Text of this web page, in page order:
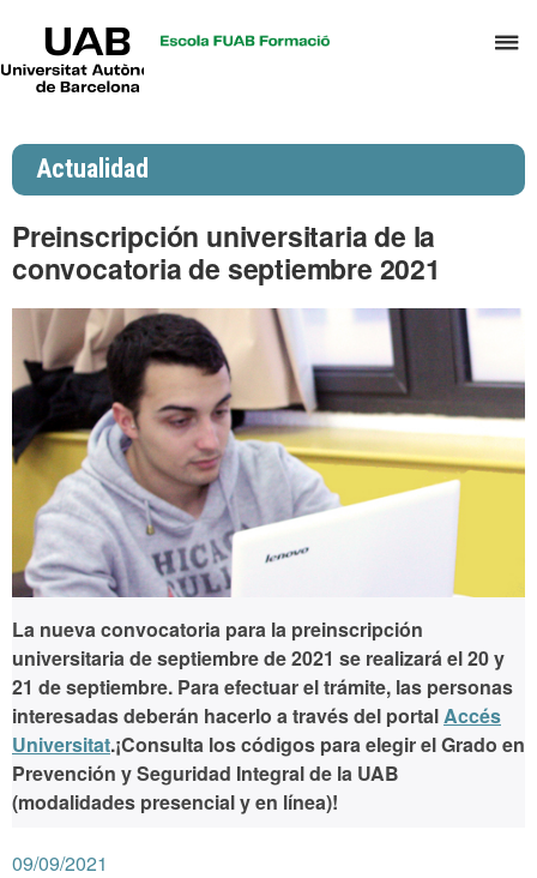
y
Universitat
Actualidad
Preinscripción universitaria de la
convocatoria de septiembre 2021
La nueva convocatoria para la preinscripción
universitaria de septiembre de 2021 se realizará el20 y
21 de septiembre. Para efectuar el trámite, las personas
interesadas deberán hacerlo a través del portalAccés
Universitat.¡Consulta los códigos para elegir el Grado en
Prevención y Seguridad Integral de la UAB
(modalidades presencial y en línea)!
09/09/2021